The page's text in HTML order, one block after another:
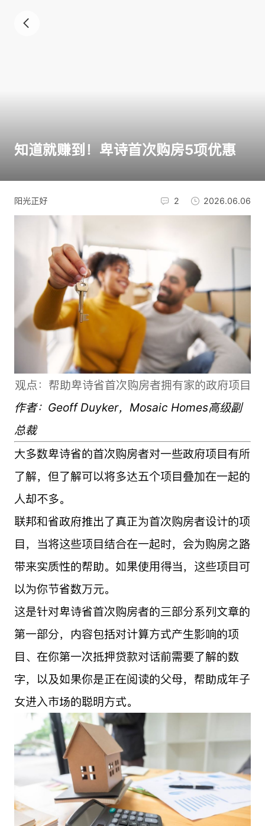
知道就赚到！卑诗首次购房5项优惠
阳光正好 2 2026.06.06
观点：帮助卑诗省首次购房者拥有家的政府项目
作者：Geoff Duyker，Mosaic Homes高级副
总裁
大多数卑诗省的首次购房者对一些政府项目有所
了解，但了解可以将多达五个项目叠加在一起的
人却不多。
联邦和省政府推出了真正为首次购房者设计的项
目，当将这些项目结合在一起时，会为购房之路
带来实质性的帮助。如果使用得当，这些项目可
以为你节省数万元。
这是针对卑诗省首次购房者的三部分系列文章的
第一部分，内容包括对计算方式产生影响的项
目、在你第一次抵押贷款对话前需要了解的数
字，以及如果你是正在阅读的父母，帮助成年子
女进入市场的聪明方式。